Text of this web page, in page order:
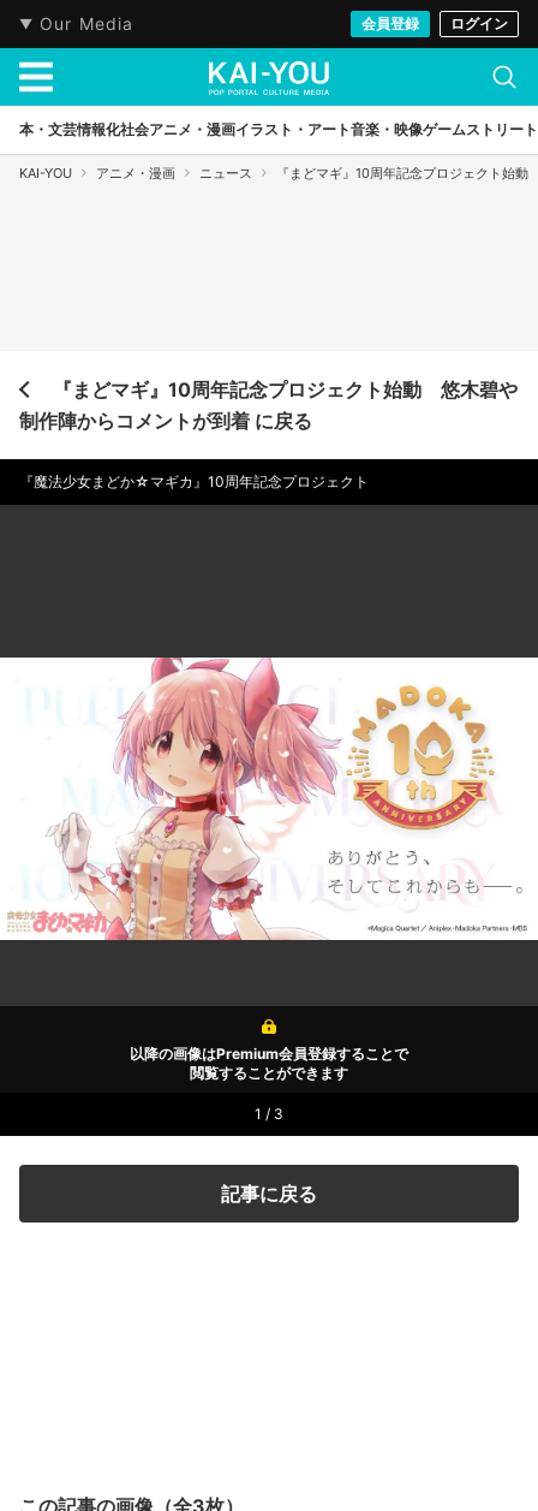
Our Media 会員登録 ログイン
本・文芸情報化社会アニメ・漫画イラスト・アート音楽・映像ゲームストリート
KAI-YOU アニメ・漫画 ニュース 『まどマギ』10周年記念プロジェクト始
『まどマギ』10周年記念プロジェクト始動 悠木碧や
制作陣からコメントが到着 に戻る
『魔法少女まどか☆マギカ』10周年記念プロジェクト
以降の画像はPremium会員登録することで
閲覧することができます
1 / 3
記事に戻る